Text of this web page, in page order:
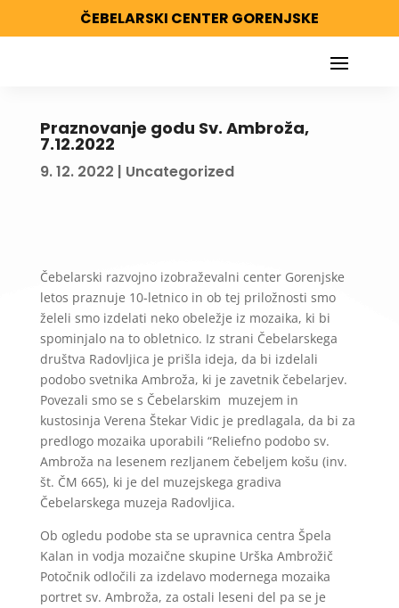
ČEBELARSKI CENTER GORENJSKE
Praznovanje godu Sv. Ambroža,
7.12.2022
9. 12. 2022 | Uncategorized
Čebelarski razvojno izobraževalni center Gorenjske
letos praznuje 10-letnico in ob tej priložnosti smo
želeli smo izdelati neko obeležje iz mozaika, ki bi
spominjalo na to obletnico. Iz strani Čebelarskega
društva Radovljica je prišla ideja, da bi izdelali
podobo svetnika Ambroža, ki je zavetnik čebelarjev.
Povezali smo se s Čebelarskim muzejem in
kustosinja Verena Štekar Vidic je predlagala, da bi za
predlogo mozaika uporabili “Reliefno podobo sv.
Ambroža na lesenem rezljanem čebeljem košu (inv.
št. ČM 665), ki je del muzejskega gradiva
Čebelarskega muzeja Radovljica.
Ob ogledu podobe sta se upravnica centra Špela
Kalan in vodja mozaične skupine Urška Ambrožič
Potočnik odločili za izdelavo modernega mozaika
portret sv. Ambroža, za ostali leseni del pa se je